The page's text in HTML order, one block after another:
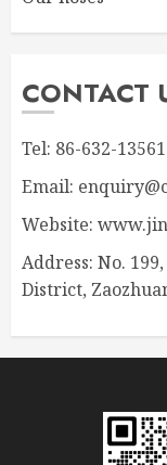
CONTACT
Tel: 86-632-
Email:
Website:
Address: No.
District,